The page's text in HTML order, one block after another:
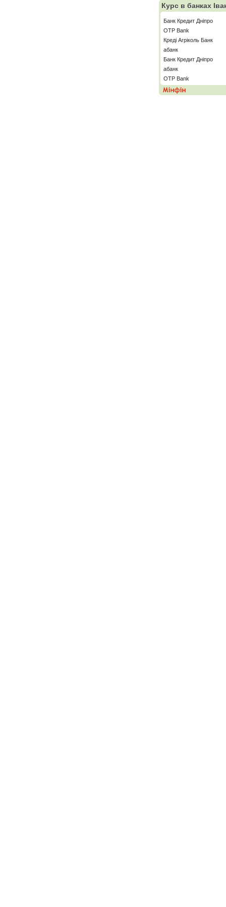
Курс в банках
Банк Кредит Дніпро
OTP Bank
Креді Агріколь Банк
абанк
Банк Кредит Дніпро
абанк
OTP Bank